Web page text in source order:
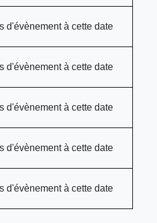
d'évènement à cette date
d'évènement à cette date
d'évènement à cette date
d'évènement à cette date
d'évènement à cette date